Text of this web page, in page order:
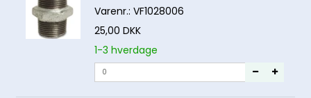
Varenr.: VF1028006
25,00 DKK
1-3 hverdage